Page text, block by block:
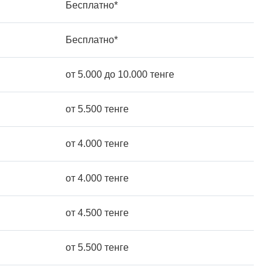
Бесплатно*
Бесплатно*
от 5.000 до 10.000 тенге
от 5.500 тенге
от 4.000 тенге
от 4.000 тенге
от 4.500 тенге
от 5.500 тенге